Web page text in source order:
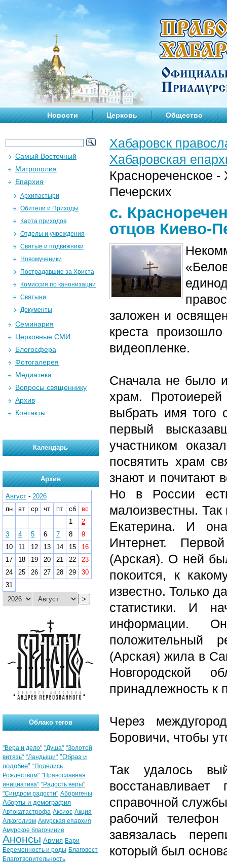
Новости Церковь Общество
Хабаровск
Хабаровская
Краснореченское
Печерских
с.
отцов Киево-
заложен и
креста
видеопленке.
Сначала не было
храм.
выбрать имя того
первый
участником
посвятить храм
знают и почитают
Но в России
малоизвестны.
Екатерина. И
Интернет.
(Арская). О ней
покоится, к
известно. Только
статистики. И
информации.
положительный
(Арская) жила в
Новгородской
принадлежность к
Через
Боровичи, чтобы
Так удалось
справочной
рабочий
завязалась
который был
Самый Восточный
Митрополия
Епархия
Архипастыри
Обители и Приходы
Карта приходов
Отделы и учреждения
Святые и подвижники
Новомученики
Пострадавшие за Христа
Комиссия по канонизации
Святыни
Документы
Семинария
Церковные СМИ
Блогосфера
Фотогалерея
Медиатека
Вопросы священнику
Архив
Контакты
Календарь
Архив
Август - 2026
пн
вт ср чт пт сб
вс
1
2
3
4 5 6 7 8
9
10
11 12 13 14 15
16
17
18 19 20 21 22
23
24
25 26 27 28 29
30
31
>
Облако тегов
"Вера и дело" "Душа" "Золотой
витязь" "Ландыши" "Образ и
подобие" "Поделись
Рождеством" "Православная
инициатива" "Радость веры"
"Синдром радости" Аборигены
Аборты и демография
Автокатастрофа Аксиос Акция
Алкоголизм Амурская епархия
Амурское благочиние
Анонсы Армия Бари
Беременность и роды Благовест
Благотворительность